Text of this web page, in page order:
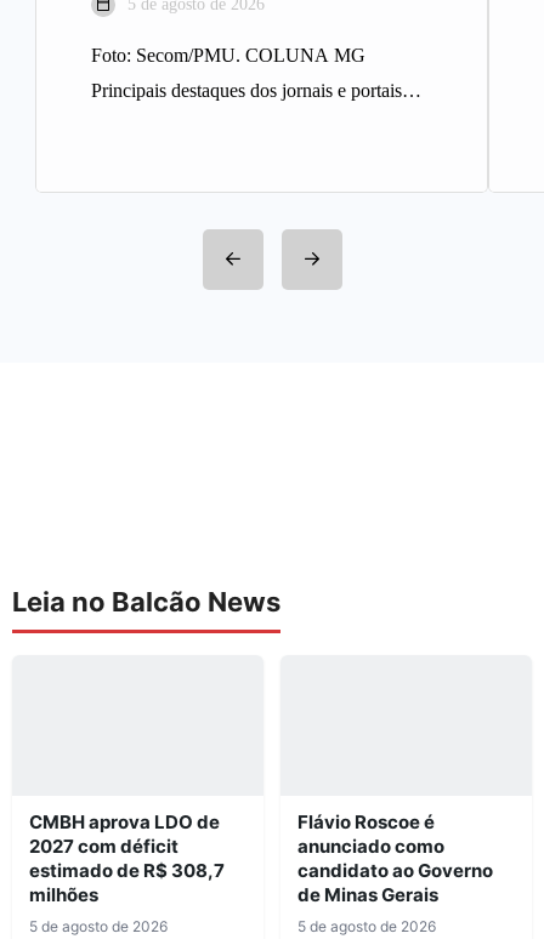
5 de agosto de 2026
Foto: Secom/PMU. COLUNA MG
Principais destaques dos jornais e portais
Leia no Balcão News
CMBH aprova LDO de
2027 com déficit
estimado de R$ 308,7
milhões
5 de agosto de 2026
Flávio Roscoe é
anunciado como
candidato ao Governo
de Minas Gerais
5 de agosto de 2026